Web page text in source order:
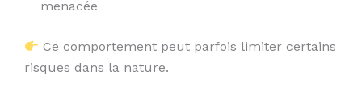
menacée
Ce comportement peut parfois limiter certains
risques dans la nature.